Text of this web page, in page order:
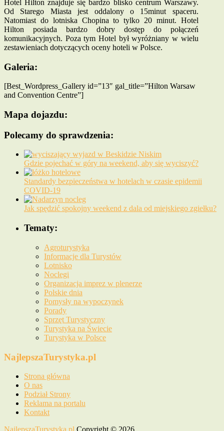
Hotel Hilton znajduje się bardzo blisko centrum Warszawy.
Od Starego Miasta jest oddalony o 15minut spaceru.
Natomiast do lotniska Chopina to tylko 20 minut. Hotel
Hilton posiada bardzo dobry dostęp do połączeń
komunikacyjnych. Poza tym Hotel był wyróżniany w wielu
zestawieniach dotyczących oceny hoteli w Polsce.
Galeria:
[Best_Wordpress_Gallery id=”13″ gal_title=”Hilton Warsaw
and Convention Centre”]
Mapa dojazdu:
Polecamy do sprawdzenia:
Gdzie pojechać w góry na weekend, aby się wyciszyć?
Standardy bezpieczeństwa w hotelach w czasie epidemii
COVID-19
Jak spędzić spokojny weekend z dala od miejskiego zgiełku?
Tematy:
Agroturystyka
Informacje dla Turystów
Lotnisko
Noclegi
Organizacja imprez w plenerze
Polskie dnia
Pomysły na wypoczynek
Porady
Sprzęt Turystyczny
Turystyka na Świecie
Turystyka w Polsce
NajlepszaTurystyka.pl
Strona główna
O nas
Podział Strony
Reklama na portalu
Kontakt